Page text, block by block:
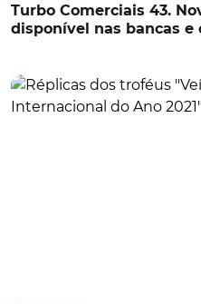
Turbo Comerciais 43.
disponível nas bancas e